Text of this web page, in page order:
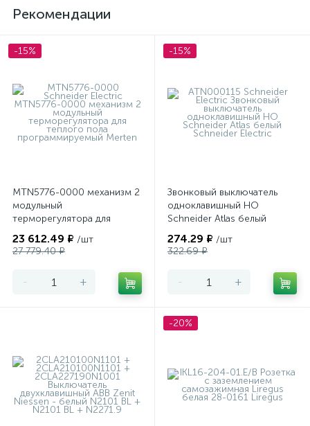
Рекомендации
-15%
MTN5776-0000 механизм 2
модульный
терморегулятора для
программируемый Merten
23 612.49 ₽ /шт
27 779.40 ₽
- +
-15%
Звонковый выключатель
одноклавишный НО
Schneider Atlas белый
274.29 ₽ /шт
322.69 ₽
- +
-20%